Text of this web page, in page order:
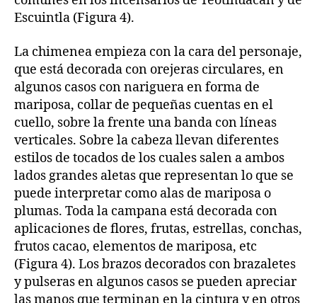
Escuintla (Figura 4).
La chimenea empieza con la cara del personaje,
que está decorada con orejeras circulares, en
algunos casos con nariguera en forma de
mariposa, collar de pequeñas cuentas en el
cuello, sobre la frente una banda con líneas
verticales. Sobre la cabeza llevan diferentes
estilos de tocados de los cuales salen a ambos
lados grandes aletas que representan lo que se
puede interpretar como alas de mariposa o
plumas. Toda la campana está decorada con
aplicaciones de flores, frutas, estrellas, conchas,
frutos cacao, elementos de mariposa, etc
(Figura 4). Los brazos decorados con brazaletes
y pulseras en algunos casos se pueden apreciar
las manos que terminan en la cintura y en otros